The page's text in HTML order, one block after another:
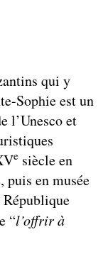
qui y
Sophie est un
l’Unesco et
e siècle en
puis en musée
“l’offrir à